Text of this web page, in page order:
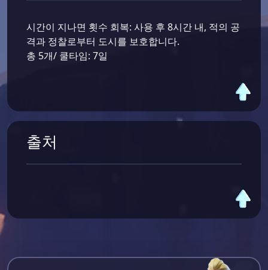
시간이 지나면 횟수 회복: 사용 후 8시간 내, 적의 공
격과 정찰로부터 도시를 보호합니다.
총 5개/ 쿨타임: 7일
출처